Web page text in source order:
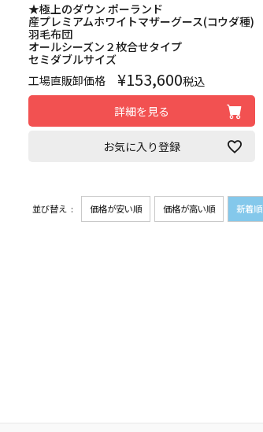
★極上のダウン ポーランド
産プレミアムホワイトマザーグース(コウダ種)
羽毛布団
オールシーズン２枚合せタイプ
セミダブルサイズ
工場直販卸価格
¥153,600税込
詳細を見る
お気に入り登録
並び替え 価格が安い順 価格が高い順 新着順